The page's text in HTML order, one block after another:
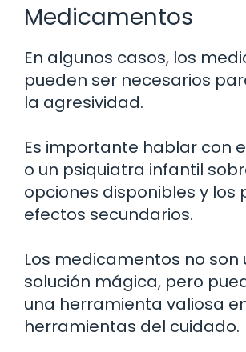
Medicamentos
En algunos casos, los
pueden ser necesarios
la agresividad.
Es importante hablar con
o un psiquiatra infantil
opciones disponibles y los
efectos secundarios.
Los medicamentos no son
solución mágica, pero
una herramienta valiosa
herramientas del cuidado.